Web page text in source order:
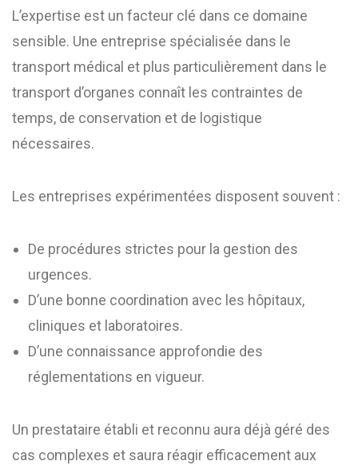
L’expertise est un facteur clé dans ce domaine
sensible. Une entreprise spécialisée dans le
transport médical et plus particulièrement dans le
transport d’organes connaît les contraintes de
temps, de conservation et de logistique
nécessaires.
Les entreprises expérimentées disposent souvent :
De procédures strictes pour la gestion des
urgences.
D’une bonne coordination avec les hôpitaux,
cliniques et laboratoires.
D’une connaissance approfondie des
réglementations en vigueur.
Un prestataire établi et reconnu aura déjà géré des
cas complexes et saura réagir efficacement aux